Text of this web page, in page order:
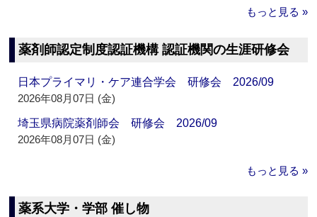
もっと見る »
薬剤師認定制度認証機構 認証機関の生涯研修会
日本プライマリ・ケア連合学会 研修会 2026/09
2026年08月07日 (金)
埼玉県病院薬剤師会 研修会 2026/09
2026年08月07日 (金)
もっと見る »
薬系大学・学部 催し物